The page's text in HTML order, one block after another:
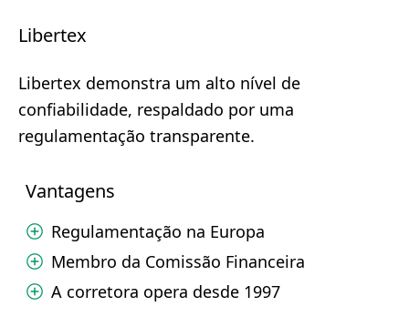
Libertex
Libertex demonstra um alto nível de
confiabilidade, respaldado por uma
regulamentação transparente.
Vantagens
Regulamentação na Europa
Membro da Comissão Financeira
A corretora opera desde 1997